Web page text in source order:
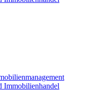
Immobilienhandel